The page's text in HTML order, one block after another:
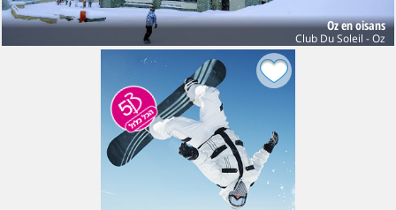
Oz en oisans
Club Du Soleil - Oz